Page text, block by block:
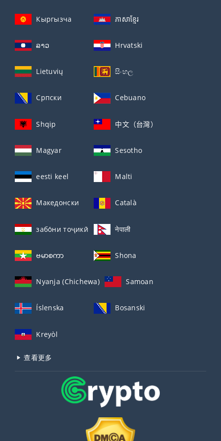
Кыргызча ភាសាខ្មែរ
ລາວ Hrvatski
Lietuvių සිංහල
Српски Cebuano
Shqip 中文（台灣）
Magyar Sesotho
eesti keel Malti
Македонски Català
забо́ни тоҷикӣ́ नेपाली
ဗမာစကာ Shona
Nyanja (Chichewa) Samoan
Íslenska Bosanski
Kreyòl
查看更多